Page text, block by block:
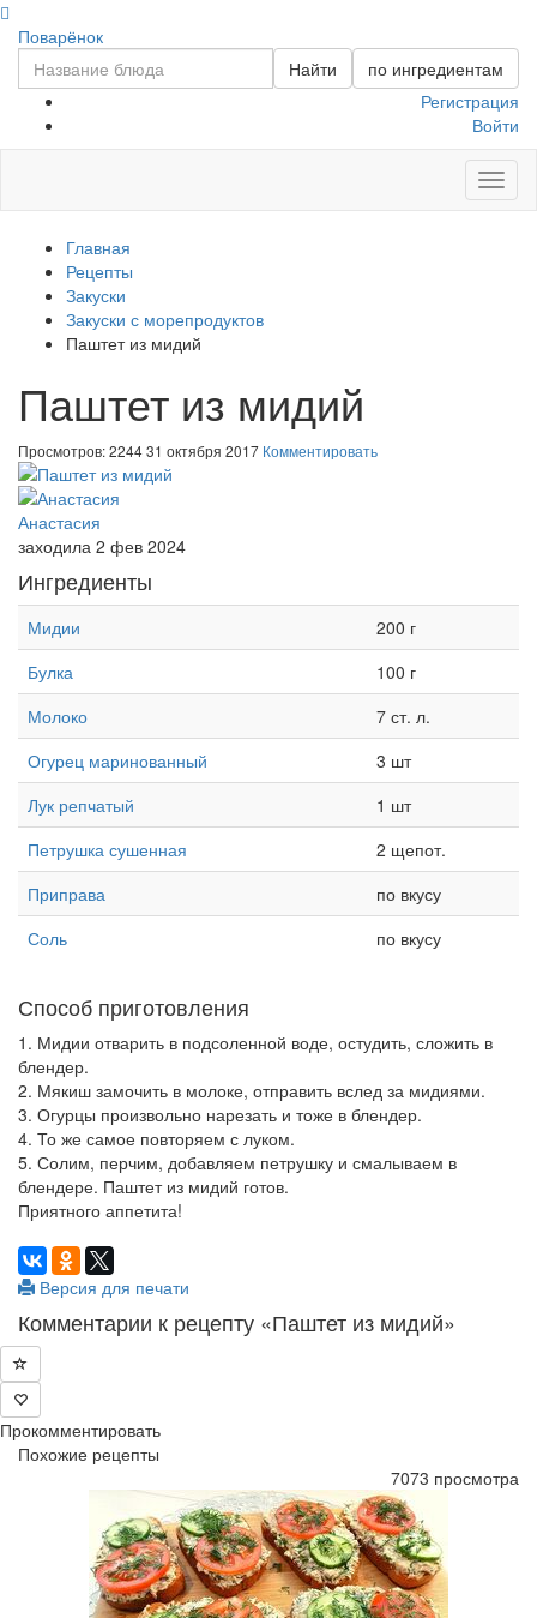
Поварёнок
Найти
по ингредиентам
Регистрация
Войти
Главная
Рецепты
Закуски
Закуски с морепродуктов
Паштет из мидий
Паштет из мидий
Просмотров: 224431 октября 2017 Комментировать
Анастасия
заходила 2 фев 2024
Ингредиенты
Мидии
200 г
Булка
100 г
Молоко
7 ст. л.
Огурец маринованный
3 шт
Лук репчатый
1 шт
Петрушка сушенная
2 щепот.
Приправа
по вкусу
Соль
по вкусу
Способ приготовления
1. Мидии отварить в подсоленной воде, остудить, сложить в
блендер.
2. Мякиш замочить в молоке, отправить вслед за мидиями.
3. Огурцы произвольно нарезать и тоже в блендер.
4. То же самое повторяем с луком.
5. Солим, перчим, добавляем петрушку и смалываем в
блендере. Паштет из мидий готов.
Приятного аппетита!
Версия для печати
Комментарии к рецепту «Паштет из мидий»
Прокомментировать
Похожие рецепты
7073 просмотра